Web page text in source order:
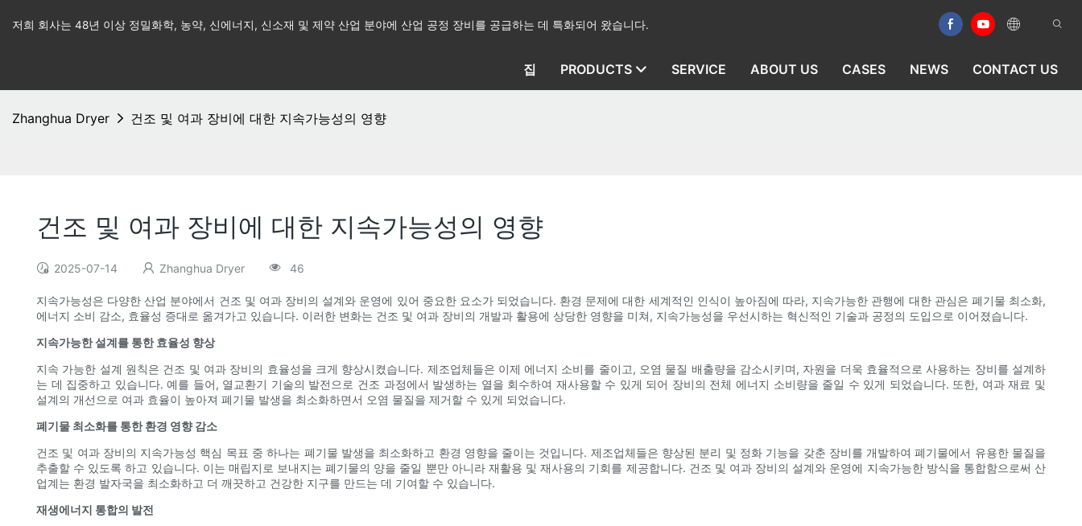
저희 회사는 48년 이상 정밀화학, 농약, 신에너지, 신소재 및 제약 산업 분야에 산업 공정 장비를 공급하는 데 특화되어 왔습니다.
집 PRODUCTS SERVICE ABOUT US CASES NEWS CONTACT US
Zhanghua Dryer 건조 및 여과 장비에 대한 지속가능성의 영향
건조 및 여과 장비에 대한 지속가능성의 영향
2025-07-14 Zhanghua Dryer 46
지속가능성은 다양한 산업 분야에서 건조 및 여과 장비의 설계와 운영에 있어 중요한 요소가 되었습니다. 환경 문제에 대한 세계적인 인식이 높아짐에 따라, 지속가능한 관행에 대한 관심은 폐기물 최소화,
에너지 소비 감소, 효율성 증대로 옮겨가고 있습니다. 이러한 변화는 건조 및 여과 장비의 개발과 활용에 상당한 영향을 미쳐, 지속가능성을 우선시하는 혁신적인 기술과 공정의 도입으로 이어졌습니다.
지속가능한 설계를 통한 효율성 향상
지속 가능한 설계 원칙은 건조 및 여과 장비의 효율성을 크게 향상시켰습니다. 제조업체들은 이제 에너지 소비를 줄이고, 오염 물질 배출량을 감소시키며, 자원을 더욱 효율적으로 사용하는 장비를 설계하
는 데 집중하고 있습니다. 예를 들어, 열교환기 기술의 발전으로 건조 과정에서 발생하는 열을 회수하여 재사용할 수 있게 되어 장비의 전체 ​​에너지 소비량을 줄일 수 있게 되었습니다. 또한, 여과 재료 및
설계의 개선으로 여과 효율이 높아져 폐기물 발생을 최소화하면서 오염 물질을 제거할 수 있게 되었습니다.
폐기물 최소화를 통한 환경 영향 감소
건조 및 여과 장비의 지속가능성 핵심 목표 중 하나는 폐기물 발생을 최소화하고 환경 영향을 줄이는 것입니다. 제조업체들은 향상된 분리 및 정화 기능을 갖춘 장비를 개발하여 폐기물에서 유용한 물질을
추출할 수 있도록 하고 있습니다. 이는 매립지로 보내지는 폐기물의 양을 줄일 뿐만 아니라 재활용 및 재사용의 기회를 제공합니다. 건조 및 여과 장비의 설계와 운영에 지속가능한 방식을 통합함으로써 산
업계는 환경 발자국을 최소화하고 더 깨끗하고 건강한 지구를 만드는 데 기여할 수 있습니다.
재생에너지 통합의 발전